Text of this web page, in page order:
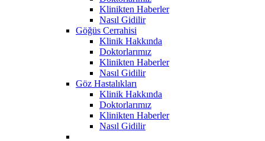
Klinikten Haberler
Nasıl Gidilir
Göğüs Cerrahisi
Klinik Hakkında
Doktorlarımız
Klinikten Haberler
Nasıl Gidilir
Göz Hastalıkları
Klinik Hakkında
Doktorlarımız
Klinikten Haberler
Nasıl Gidilir